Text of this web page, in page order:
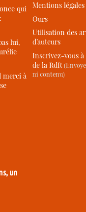
qui
lui,
merci à
un
Mentions légales
Ours
Utilisation des
d’auteurs
Inscrivez-vous
de la RdR
ni contenu)